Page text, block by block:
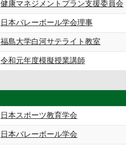
健康マネジメントプラン支援委員会
日本バレーボール学会理事
福島大学白河サテライト教室
令和元年度模擬授業講師
日本スポーツ教育学会
日本バレーボール学会